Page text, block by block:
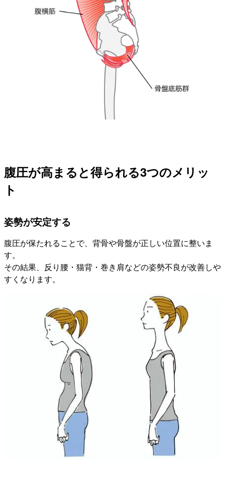
腹圧が高まると得られる3つのメリッ
ト
姿勢が安定する
腹圧が保たれることで、背骨や骨盤が正しい位置に整いま
す。
その結果、反り腰・猫背・巻き肩などの姿勢不良が改善しや
すくなります。